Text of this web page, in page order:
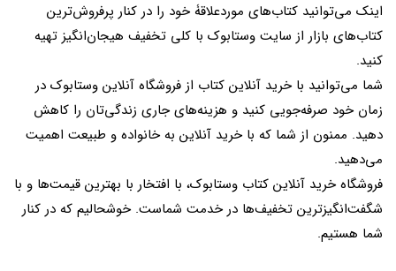
اینک می‌توانید کتاب‌های موردعلاقۀ خود را در کنار پرفروش‌ترین
کتاب‌های بازار از سایت وستابوک با کلی تخفیف هیجان‌انگیز تهیه
کنید.
شما می‌توانید با خرید آنلاین کتاب از فروشگاه آنلاین وستابوک در
زمان خود صرفه‌جویی کنید و هزینه‌های جاری زندگی‌تان را کاهش
دهید. ممنون از شما که با خرید آنلاین به خانواده و طبیعت اهمیت
می‌دهید.
فروشگاه خرید آنلاین کتاب وستابوک، با افتخار با بهترین قیمت‌ها و با
شگفت‌انگیزترین تخفیف‌ها در خدمت شماست. خوشحالیم که در کنار
شما هستیم.